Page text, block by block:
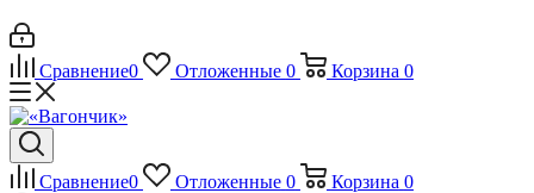
Сравнение0 Отложенные 0 Корзина 0
Сравнение0 Отложенные 0 Корзина 0